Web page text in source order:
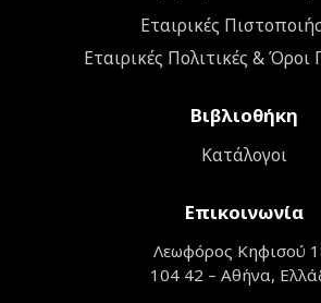
Εταιρικές
Εταιρικές Πολιτικές &
Βιβλιοθήκη
Κατάλογοι
Επικοινωνία
Λεωφόρος Κηφισού
104 42 – Αθήνα,